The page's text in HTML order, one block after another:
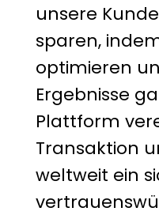
unsere
sparen,
optimieren
Ergebnisse
Plattform
Transaktion
weltweit ein